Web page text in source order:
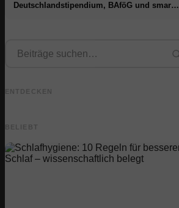
Deutschlandstipendium, BAföG und smarte
ENTDECKEN
Praxissemester bei
die Karriere
BELIEBT